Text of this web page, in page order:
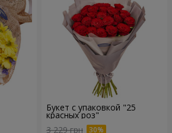
Букет с упаковкой "25
красных роз"
3 229 грн